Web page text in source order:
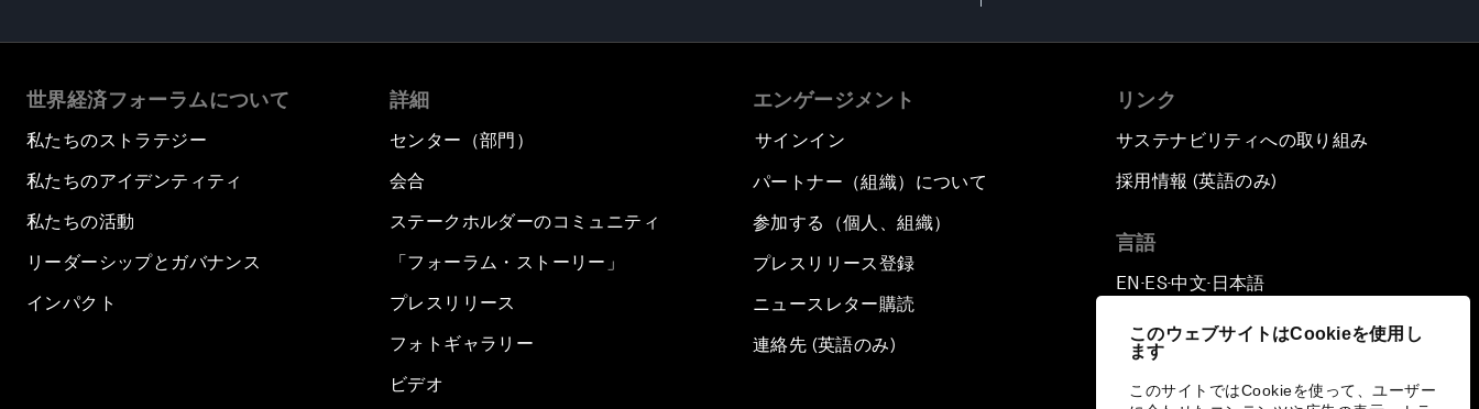
このウェブサイトはCookieを使用し
ます
このサイトではCookieを使って、ユーザー
世界経済フォーラムについて
私たちのストラテジー
私たちのアイデンティティ
私たちの活動
リーダーシップとガバナンス
インパクト
詳細
センター（部門）
会合
ステークホルダーのコミュニティ
「フォーラム・ストーリー」
プレスリリース
フォトギャラリー
ビデオ
エンゲージメント
サインイン
パートナー（組織）について
参加する（個人、組織）
プレスリリース登録
ニュースレター購読
連絡先 (英語のみ)
リンク
サステナビリティへの取り組み
採用情報 (英語のみ)
言語
EN ▪ES▪中文▪ 日本語